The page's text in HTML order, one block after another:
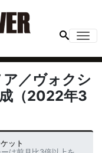
ア／ヴォクシ
（2022年3
ット